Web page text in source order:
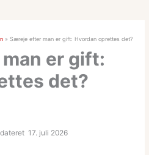
»Særeje efter man er gift: Hvordan oprettes det?
er gift:
det?
17. juli 2026